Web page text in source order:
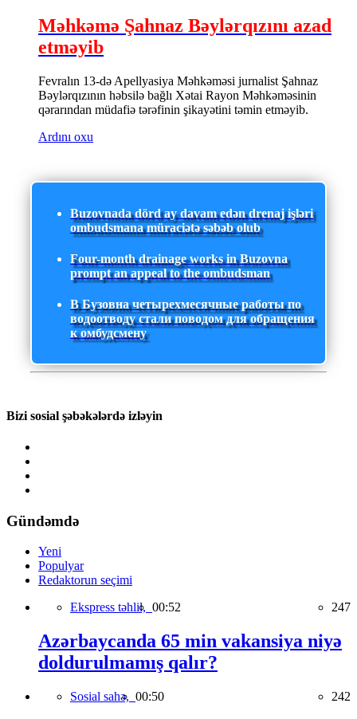
Məhkəmə Şahnaz Bəylərqızını azad
etməyib
Fevralın 13-də Apellyasiya Məhkəməsi jurnalist Şahnaz
Bəylərqızının həbsilə bağlı Xətai Rayon Məhkəməsinin
qərarından müdafiə tərəfinin şikayətini təmin etməyib.
Ardını oxu
Buzovnada dörd ay davam edən drenaj işləri
ombudsmana müraciətə səbəb olub
Four-month drainage works in Buzovna
prompt an appeal to the ombudsman
В Бузовна четырехмесячные работы по
водоотводу стали поводом для обращения
к омбудсмену
Bizi sosial şəbəkələrdə izləyin
Gündəmdə
Yeni
Populyar
Redaktorun seçimi
Ekspress təhlil, 00:52 247
Azərbaycanda 65 min vakansiya niyə
doldurulmamış qalır?
Sosial sahə, 00:50 242